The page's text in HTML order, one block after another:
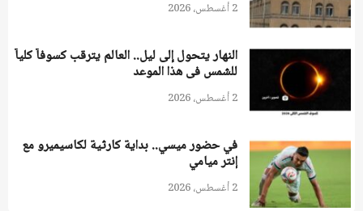
2 أغسطس، 2026
النهار يتحول إلى ليل.. العالم يترقب كسوفاً كلياً
للشمس فى هذا الموعد
2 أغسطس، 2026
في حضور ميسي.. بداية كارثية لكاسيميرو مع
إنتر ميامي
2 أغسطس، 2026